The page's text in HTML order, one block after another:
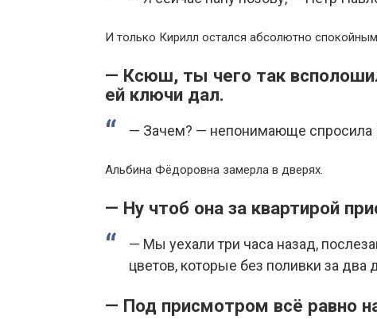
И только Кирилл остался абсолютно
— Ксюш, ты чего так
ей ключи дал.
— Зачем? — непонимающе спросила
Альбина Фёдоровна замерла в дверях.
— Ну чтоб она за квартирой
— Мы уехали три часа назад,
цветов, которые без поливки за два
— Под присмотром всё равно